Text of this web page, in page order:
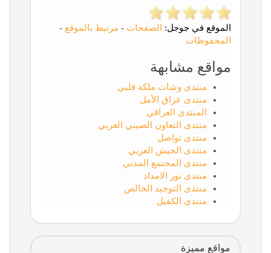
الموقع في جوجل: الصفحات - مرتبط بالموقع -
المحفوظات
مواقع مشابهة
منتدى وشات ملكة قلبي
منتدى عراق الأمل
المنتدى العراقي
منتدى التعاون الصيني العربي
منتدى تواصل
منتدى الجيش العربي
منتدى المجتمع المدني
منتدى نور الامداد
منتدى التوحيد الخالص
منتدى الكفيل
مواقع مميزة